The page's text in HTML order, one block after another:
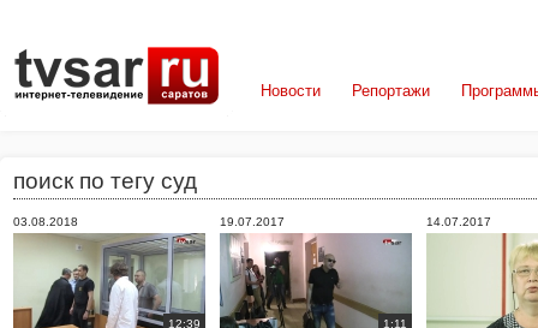
Новости Репортажи
поиск по тегу суд
03.08.2018
12:39
19.07.2017
1:11
14.07.2017